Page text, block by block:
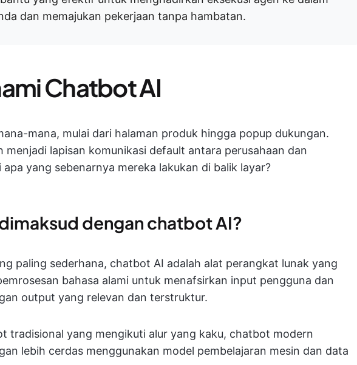
dan memajukan pekerjaan tanpa hambatan.
Chatbot AI
mana, mulai dari halaman produk hingga popup dukungan.
menjadi lapisan komunikasi default antara perusahaan dan
apa yang sebenarnya mereka lakukan di balik layar?
dengan chatbot AI?
paling sederhana, chatbot AI adalah alat perangkat lunak yang
bahasa alami untuk menafsirkan input pengguna dan
output yang relevan dan terstruktur.
tradisional yang mengikuti alur yang kaku, chatbot modern
lebih cerdas menggunakan model pembelajaran mesin dan data